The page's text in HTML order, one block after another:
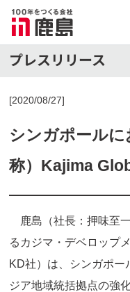
[2020/08/27]
シンガポール
称）Kajima
鹿島（社長：押味至
るカジマ・デベロップ
KD社）は、シンガポー
ジア地域統括拠点の強